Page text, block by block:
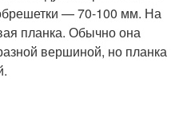
— 70-100 мм. На
планка. Обычно она
вершиной, но планка